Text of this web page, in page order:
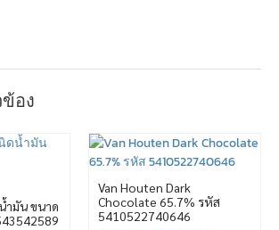
อง
ำมัน ขนาด
Van Houten Dark
Chocolate 65.7% รหัส
5410522740646